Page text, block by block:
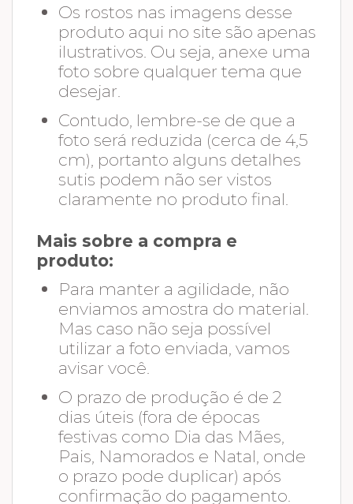
Os rostos nas imagens desse
produto aqui no site são apenas
ilustrativos. Ou seja, anexe uma
foto sobre qualquer tema que
desejar.
Contudo, lembre-se de que a
foto será reduzida (cerca de 4,5
cm), portanto alguns detalhes
sutis podem não ser vistos
claramente no produto final.
Mais sobre a compra e
produto:
Para manter a agilidade, não
enviamos amostra do material.
Mas caso não seja possível
utilizar a foto enviada, vamos
avisar você.
O prazo de produção é de 2
dias úteis (fora de épocas
festivas como Dia das Mães,
Pais, Namorados e Natal, onde
o prazo pode duplicar) após
confirmação do pagamento.